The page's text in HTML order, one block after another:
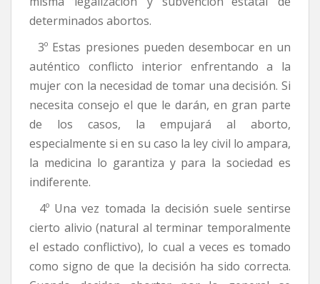
determinados abortos.
3º Estas presiones pueden desembocar en un
auténtico conflicto interior enfrentando a la
mujer con la necesidad de tomar una decisión. Si
necesita consejo el que le darán, en gran parte
de los casos, la empujará al aborto,
especialmente si en su caso la ley civil lo ampara,
la medicina lo garantiza y para la sociedad es
indiferente.
4º Una vez tomada la decisión suele sentirse
cierto alivio (natural al terminar temporalmente
el estado conflictivo), lo cual a veces es tomado
como signo de que la decisión ha sido correcta.